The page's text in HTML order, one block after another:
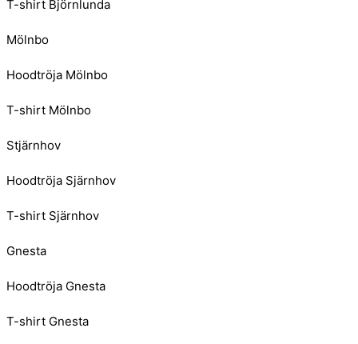
T-shirt Björnlunda
Mölnbo
Hoodtröja Mölnbo
T-shirt Mölnbo
Stjärnhov
Hoodtröja Sjärnhov
T-shirt Sjärnhov
Gnesta
Hoodtröja Gnesta
T-shirt Gnesta